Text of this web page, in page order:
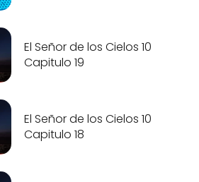
El Señor de los Cielos 10
Capitulo 19
El Señor de los Cielos 10
Capitulo 18